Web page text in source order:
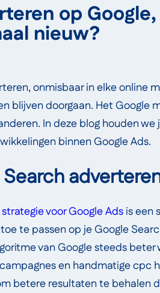
op
nieuw?
onmisbaar in elke online
blijven doorgaan. Het Google
In deze blog houden
binnen Google Ads.
voor Google Adsis een
te passen op je Google
van Google steeds beter
en handmatige cpc
betere resultaten te behalen